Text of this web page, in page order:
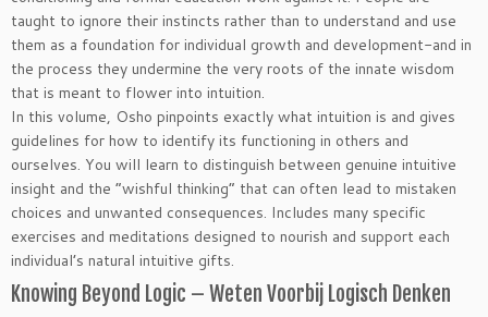
taught to ignore their instincts rather than to understand and use
them as a foundation for individual growth and development-and in
the process they undermine the very roots of the innate wisdom
that is meant to flower into intuition.
In this volume, Osho pinpoints exactly what intuition is and gives
guidelines for how to identify its functioning in others and
ourselves. You will learn to distinguish between genuine intuitive
insight and the “wishful thinking” that can often lead to mistaken
choices and unwanted consequences. Includes many specific
exercises and meditations designed to nourish and support each
individual’s natural intuitive gifts.
Knowing Beyond Logic – Weten Voorbij Logisch Denken